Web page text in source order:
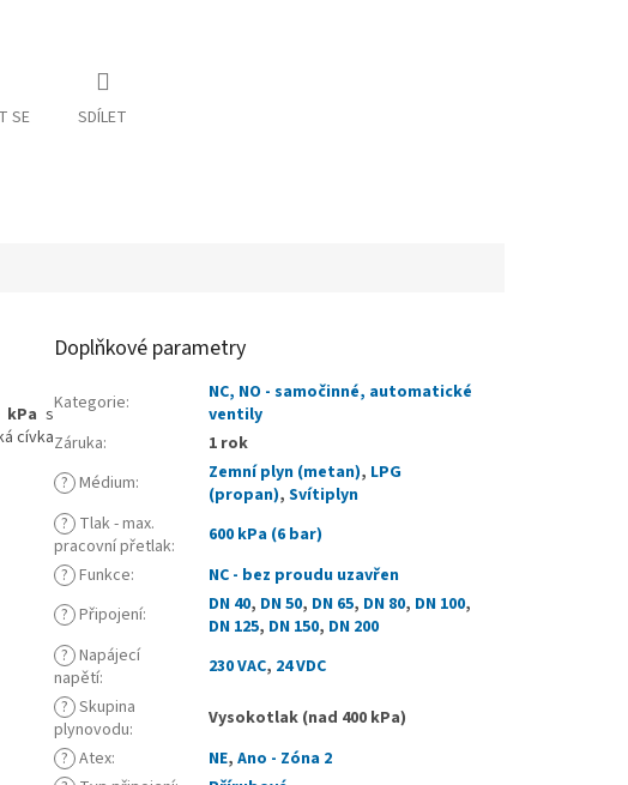
SE SDÍLET
kPa s
cívka
Doplňkové parametry
Kategorie:
NC, NO - samočinné, automatické
ventily
Záruka:
1 rok
? Médium: Zemní plyn (metan), LPG
(propan),Svítiplyn
? Tlak - max.
pracovní přetlak:
600 kPa (6 bar)
? Funkce:
NC - bez proudu uzavřen
? Připojení: DN 40, DN 50, DN 65, DN 80, DN 100,
DN 125, DN 150, DN 200
? Napájecí
napětí: 230 VAC, 24 VDC
? Skupina
plynovodu:
Vysokotlak (nad 400 kPa)
? Atex: NE,Ano - Zóna 2